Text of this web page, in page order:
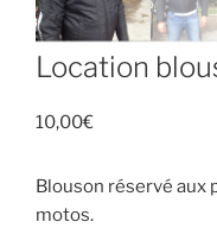
Location
10,00€
Blouson réservé aux
motos.